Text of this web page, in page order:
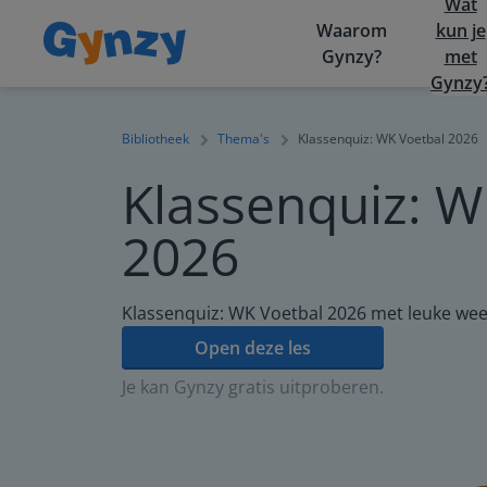
Waarom
Gynzy?
kun je
met
Bibliotheek Thema's Klassenquiz: WK Voetbal 2026
Klassenquiz:
2026
Klassenquiz: WK Voetbal 2026 met leuke
Open deze les
Je kan Gynzy gratis uitproberen.